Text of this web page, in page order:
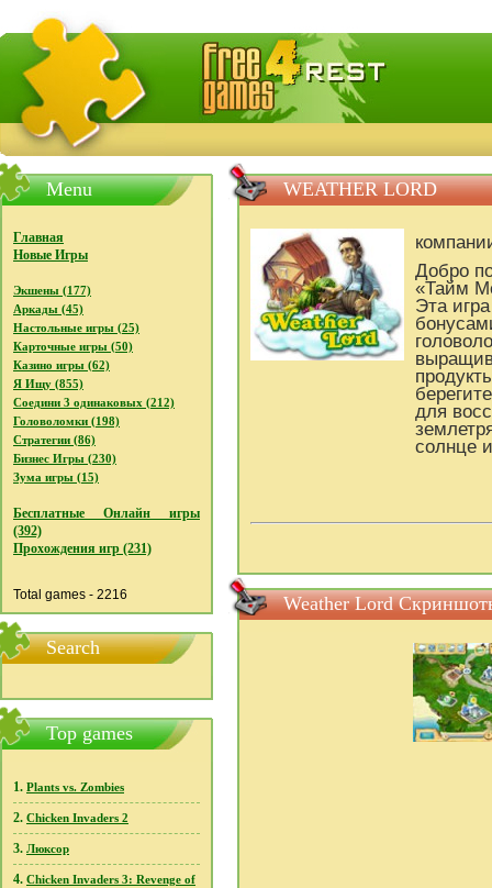
FreeGames4Rrest - Бесплатно скачать игры,
Menu
Главная
Новые Игры
Экшены (177)
Аркады (45)
Настольные игры (25)
Карточные игры (50)
Казино игры (62)
Я Ищу (855)
Соедини 3 одинаковых (212)
Головоломки (198)
Стратегии (86)
Бизнес Игры (230)
Зума игры (15)
Бесплатные Онлайн игры
(392)
Прохождения игр (231)
Total games - 2216
Search
Top games
1. Plants vs. Zombies
2. Chicken Invaders 2
3. Люксор
4. Chicken Invaders 3: Revenge of
WEATHER LORD
Добро
«Тайм
Эта
для
солнце
Weather Lord